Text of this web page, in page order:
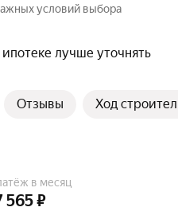
условий выбора
программы кредитования
лучше уточнять
Отзывы Ход
в месяц
565 ₽